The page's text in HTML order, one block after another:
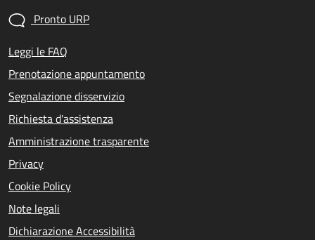
Pronto URP
Leggi le FAQ
Prenotazione appuntamento
Segnalazione disservizio
Richiesta d'assistenza
Amministrazione trasparente
Privacy
Cookie Policy
Note legali
Dichiarazione Accessibilità